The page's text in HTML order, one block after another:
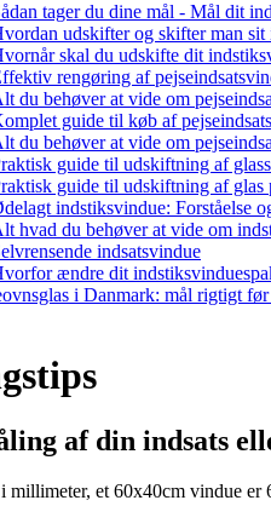
tager du dine mål - Mål dit
udskifter og skifter man sit
skal du udskifte dit
rengøring af
du behøver at vide om
guide til køb af
du behøver at vide om
guide til udskiftning af
guide til udskiftning af glas
indstiksvindue: Forståelse
hvad du behøver at vide om
indsatsvindue
ændre dit
i Danmark: mål rigtigt
af din indsats
millimeter, et 60x40cm vindue er